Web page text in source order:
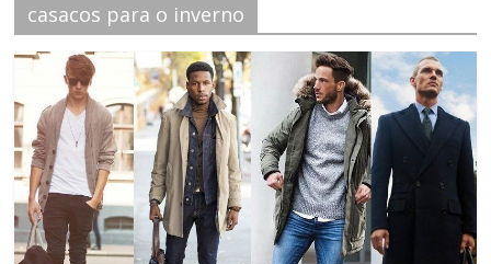
casacos para o inverno